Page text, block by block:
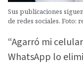
Sus publicaciones
de redes sociales. Foto:
“Agarró mi
WhatsApp lo